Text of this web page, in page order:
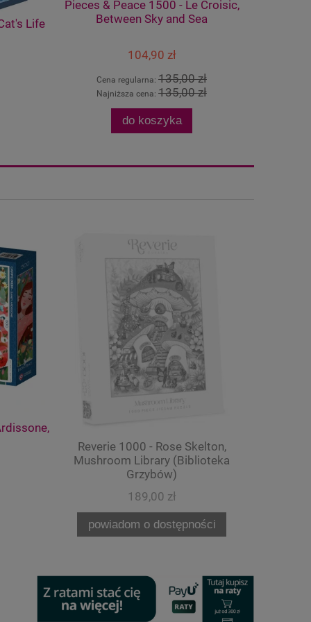
Life
Pieces & Peace 1500 - Le Croisic,
Between Sky and Sea
104,90 zł
Cena regularna: 135,00 zł
Najniższa cena: 135,00 zł
do koszyka
Reverie 1000 - Rose Skelton,
Mushroom Library (Biblioteka
Grzybów)
189,00 zł
powiadom o dostępności